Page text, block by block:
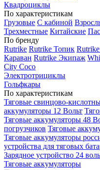
Квадроциклы
По характеристикам
Грузовые С кабиной
Трехместные Китайские
По бренду
Rutrike Rutrike Топик
Караван Rutrike Экипаж
City Coco
Электротрициклы
Гольфкары
По характеристикам
Тяговые свинцово-
аккумуляторы 12 Вольт
Тяговые аккумуляторы 48
погрузчиков Тяговые
Тяговые аккумуляторы
устройства для тяговых
Зарядное устройство 24
Тяговые аккумуляторы